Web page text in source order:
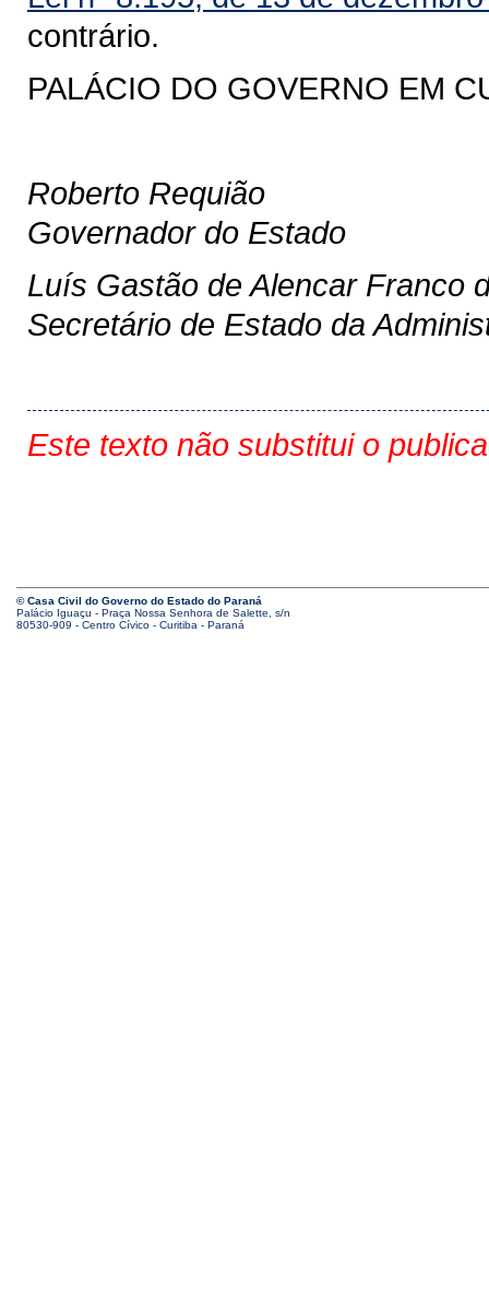
contrário.
PALÁCIO DO GOVERNO EM
Roberto Requião
Governador do Estado
Luís Gastão de Alencar Franco
Secretário de Estado da
Este texto não substitui o
© Casa Civil do Governo do Estado do Paraná
Palácio Iguaçu - Praça Nossa Senhora de Salette, s/n
80530-909 - Centro Cívico - Curitiba - Paraná